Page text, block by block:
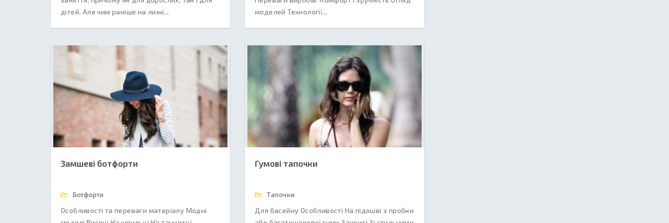
дітей. Але чим раніше на лижі...
моделей Технології...
Замшеві ботфорти
Ботфорти
Особливості та переваги матеріалу Модні
Гумові тапочки
Тапочки
Для басейну Особливості На підошві з пробки